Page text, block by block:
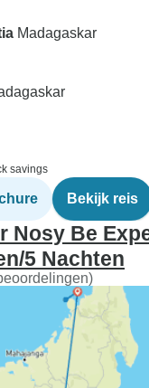
Madagaskar
savings
Bekijk reis
Nosy Be
5 Nachten